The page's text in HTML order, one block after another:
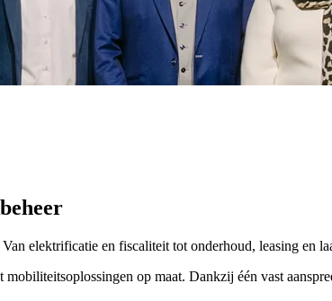
elektrificatie en fiscaliteit tot onderhoud, leasing en
op maat. Dankzij één vast